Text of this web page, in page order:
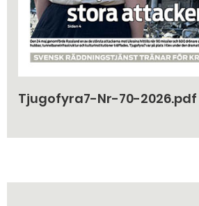
Tjugofyra7-Nr-70-2026.pdf